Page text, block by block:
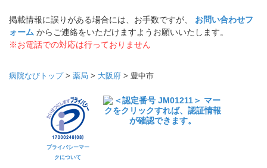
掲載情報に誤りがある場合には、お手数ですが、 お問い合わせフ
ォーム からご連絡をいただけますようお願いいたします。
※お電話での対応は行っておりません
病院なびトップ> 薬局 > 大阪府 > 豊中市
プライバシーマー
クについて